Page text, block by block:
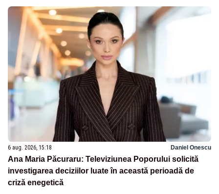
6 aug. 2026, 15:18 Daniel Onescu
Ana Maria Păcuraru: Televiziunea Poporului solicită
investigarea deciziilor luate în această perioadă de
criză enegetică